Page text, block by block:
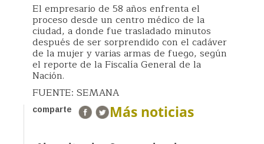
El empresario de 58 años enfrenta el
proceso desde un centro médico de la
ciudad, a donde fue trasladado minutos
después de ser sorprendido con el cadáver
de la mujer y varias armas de fuego, según
el reporte de la Fiscalía General de la
Nación.
FUENTE: SEMANA
comparte Más noticias